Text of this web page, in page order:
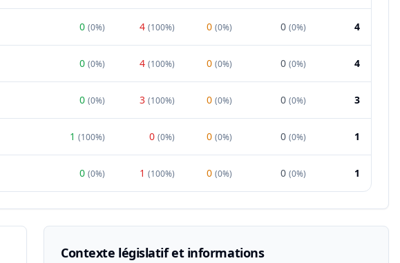
0 (0%) 4 (100%) 0 (0%) 0 (0%) 4
0 (0%) 4 (100%) 0 (0%) 0 (0%) 4
0 (0%) 3 (100%) 0 (0%) 0 (0%) 3
1 (100%) 0 (0%) 0 (0%) 0 (0%) 1
0 (0%) 1 (100%) 0 (0%) 0 (0%) 1
Contexte législatif et informations